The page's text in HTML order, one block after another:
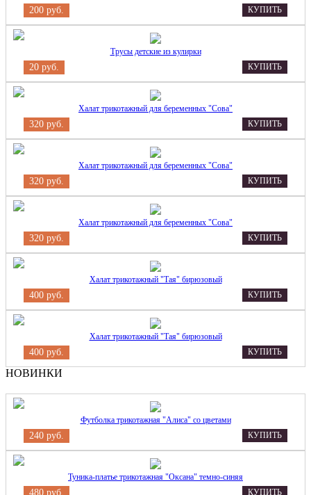
200 руб. КУПИТЬ
Трусы детские из кулирки
20 руб. КУПИТЬ
Халат трикотажный для беременных "Сова"
320 руб. КУПИТЬ
Халат трикотажный для беременных "Сова"
320 руб. КУПИТЬ
Халат трикотажный для беременных "Сова"
320 руб. КУПИТЬ
Халат трикотажный "Тая" бирюзовый
400 руб. КУПИТЬ
Халат трикотажный "Тая" бирюзовый
400 руб. КУПИТЬ
НОВИНКИ
Футболка трикотажная "Алиса" со цветами
240 руб. КУПИТЬ
Туника-платье трикотажная "Оксана" темно-синяя
480 руб. КУПИТЬ